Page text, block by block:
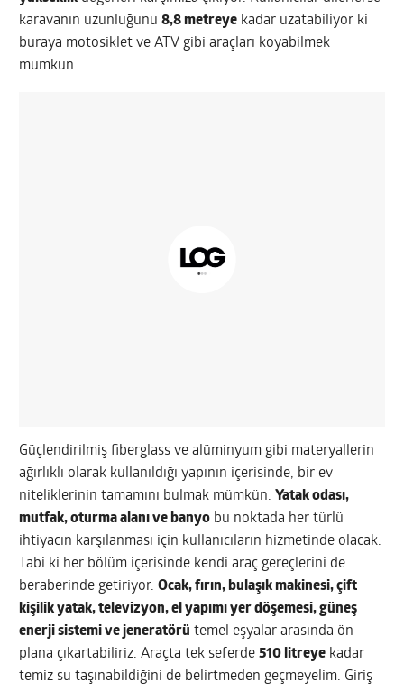
karavanın uzunluğunu8,8 metreye kadar uzatabiliyor ki
buraya motosiklet ve ATV gibi araçları koyabilmek
mümkün.
Güçlendirilmiş fiberglass ve alüminyum gibi materyallerin
ağırlıklı olarak kullanıldığı yapının içerisinde, bir ev
niteliklerinin tamamını bulmak mümkün. Yatak odası,
mutfak, oturma alanı ve banyo bu noktada her türlü
ihtiyacın karşılanması için kullanıcıların hizmetinde olacak.
Tabi ki her bölüm içerisinde kendi araç gereçlerini de
beraberinde getiriyor.Ocak, fırın, bulaşık makinesi, çift
kişilik yatak, televizyon, el yapımı yer döşemesi, güneş
enerji sistemi ve jeneratörü temel eşyalar arasında ön
plana çıkartabiliriz. Araçta tek seferde510 litreye kadar
temiz su taşınabildiğini de belirtmeden geçmeyelim. Giriş